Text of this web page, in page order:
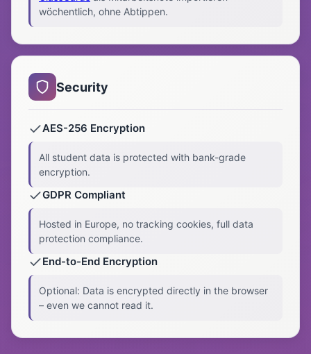
wöchentlich, ohne Abtippen.
Security
AES-256 Encryption
All student data is protected with bank-grade
encryption.
GDPR Compliant
Hosted in Europe, no tracking cookies, full data
protection compliance.
End-to-End Encryption
Optional: Data is encrypted directly in the browser
– even we cannot read it.